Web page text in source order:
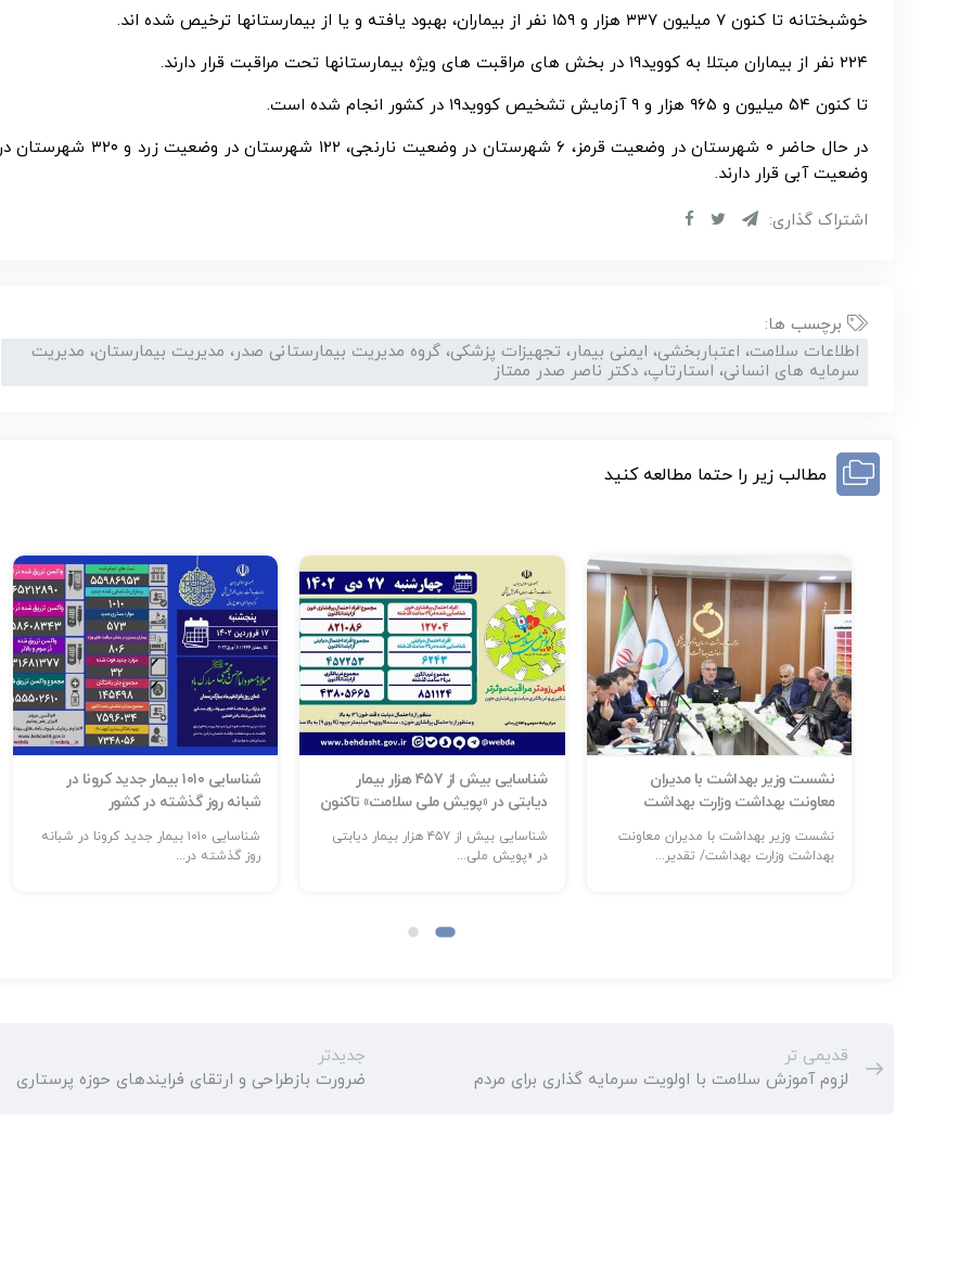
خوشبختانه تا کنون ۷ میلیون ۳۳۷ هزار و ۱۵۹ نفر از بیماران، بهبود یافته و یا از بیمارستانها ترخیص شده اند.
۲۲۴ نفر از بیماران مبتلا به کووید۱۹ در بخش های مراقبت های ویژه بیمارستانها تحت مراقبت قرار دارند.
تا کنون ۵۴ میلیون و ۹۶۵ هزار و ۹ آزمایش تشخیص کووید۱۹ در کشور انجام شده است.
در حال حاضر ۰ شهرستان در وضعیت قرمز، ۶ شهرستان در وضعیت نارنجی، ۱۲۲ شهرستان در وضعیت زرد و ۳۲۰
وضعیت آبی قرار دارند.
اشتراک گذاری:
برچسب ها:
اطلاعات سلامت، اعتباربخشی، ایمنی بیمار، تجهیزات پزشکی، گروه مدیریت بیمارستانی صدر، مدیریت بیمارستان، مدیریت
سرمایه های انسانی، استارتاپ، دکتر ناصر صدر ممتاز
مطالب زیر را حتما مطالعه کنید
نشست وزیر بهداشت با مدیران
معاونت بهداشت وزارت بهداشت
نشست وزیر بهداشت با مدیران معاونت
بهداشت وزارت بهداشت/ تقدیر...
شناسایی بیش از ۴۵۷ هزار بیمار
دیابتی در «پویش ملی سلامت» تاکنون
شناسایی بیش از ۴۵۷ هزار بیمار دیابتی
در «پویش ملی...
شناسایی ۱۰۱۰ بیمار جدید کرونا در
شبانه روز گذشته در کشور
شناسایی ۱۰۱۰ بیمار جدید کرونا در شبانه
روز گذشته در...
قدیمی تر
لزوم آموزش سلامت با اولویت سرمایه گذاری برای مردم
جدیدتر
ضرورت بازطراحی و ارتقای فرایندهای حوزه پرستاری